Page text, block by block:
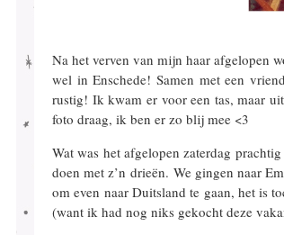
Na het verven van mijn haar afgelopen
wel in Enschede! Samen met een
rustig! Ik kwam er voor een tas, maar
foto draag, ik ben er zo blij mee <3
Wat was het afgelopen zaterdag
doen met z’n drieën. We gingen naar
om even naar Duitsland te gaan, het is
(want ik had nog niks gekocht deze